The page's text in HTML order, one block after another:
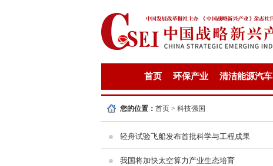
首页 环保产业 清洁能源汽车
您的位置： 首页 > 科技强国
轻舟试验飞船发布首批科学与工程成果
我国将加快太空算力产业生态培育